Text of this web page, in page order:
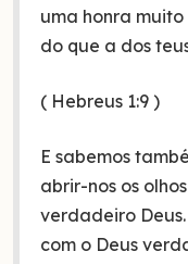
uma honra
do que a dos
( Hebreus 1:9 )
E sabemos
abrir-nos os
verdadeiro
com o Deus